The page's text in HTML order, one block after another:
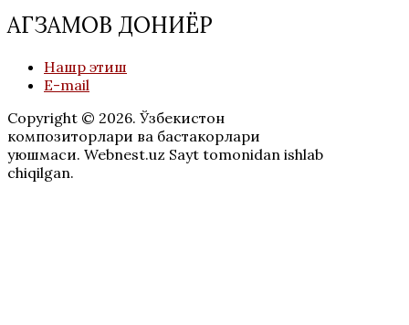
АГЗАМОВ ДОНИЁР
Нашр этиш
E-mail
Copyright © 2026. Ўзбекистон
композиторлари ва бастакорлари
уюшмаси. Webnest.uz Sayt tomonidan ishlab
chiqilgan.